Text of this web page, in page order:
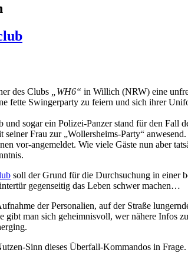
des Clubs
„WH6“ in Willich (NRW) eine
fette Swingerparty zu feiern und sich ihrer
und sogar ein Polizei-Panzer stand für den
seiner Frau zur „Wollersheims-Party“
vor-angemeldet. Wie viele Gäste nun aber
soll der Grund für die Durchsuchung in einer
gegenseitig das Leben schwer machen…
der Personalien, auf der Straße
man sich geheimnisvoll, wer nähere
Sinn dieses Überfall-Kommandos in Frage.